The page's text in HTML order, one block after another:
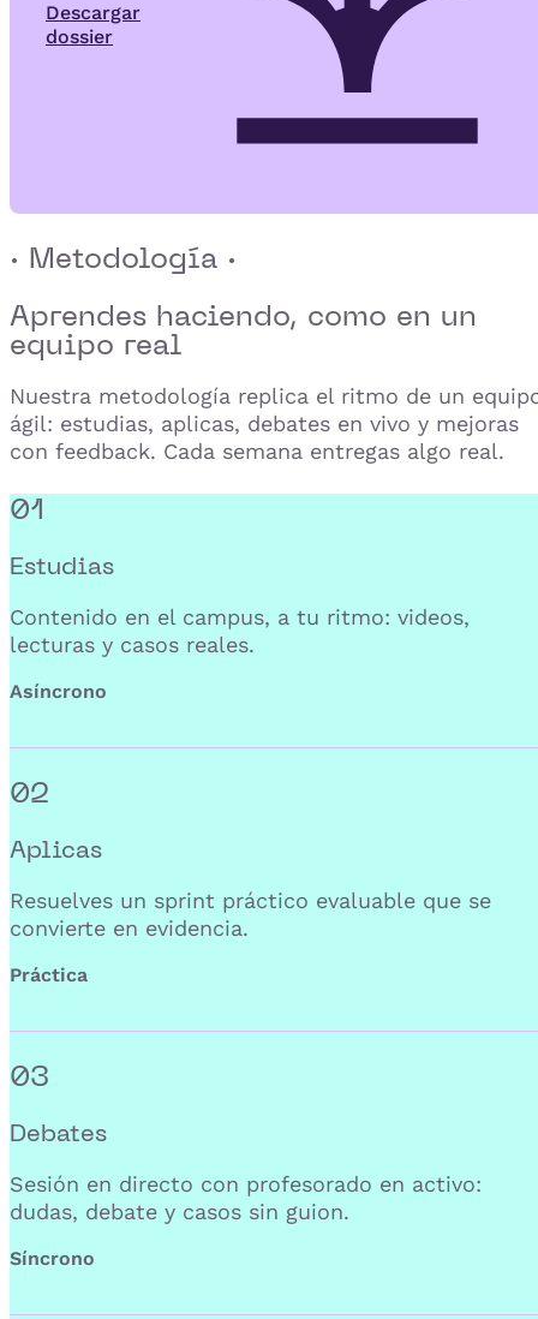
Descargar
dossier
· Metodología ·
Aprendes haciendo, como en un
equipo real
Nuestra metodología replica el ritmo de un
ágil: estudias, aplicas, debates en vivo y mejoras
con feedback. Cada semana entregas algo real.
01
Estudias
Contenido en el campus, a tu ritmo: videos,
lecturas y casos reales.
Asíncrono
02
Aplicas
Resuelves un sprint práctico evaluable que se
convierte en evidencia.
Práctica
03
Debates
Sesión en directo con profesorado en activo:
dudas, debate y casos sin guion.
Síncrono